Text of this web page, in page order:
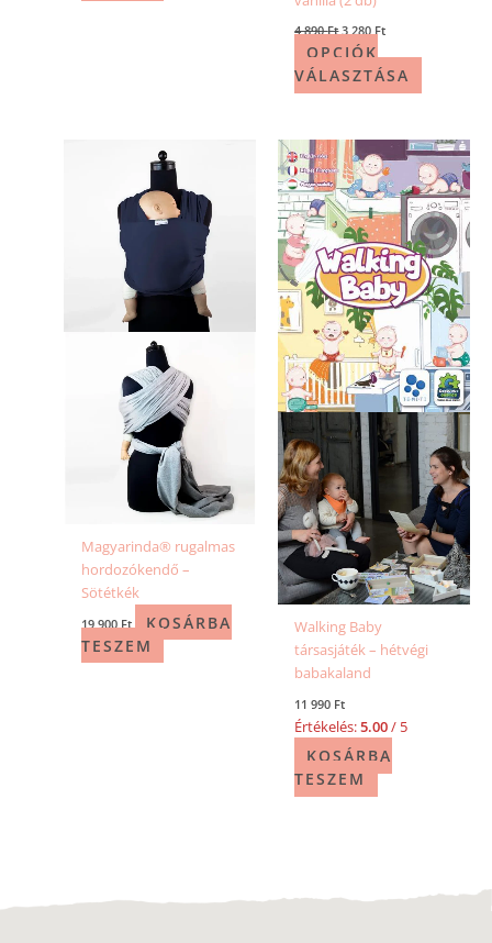
4 890Ft 3 280Ft
OPCIÓK
VÁLASZTÁSA
Magyarinda® rugalmas
hordozókendő –
Sötétkék
19 900 Ft
KOSÁRBA
TESZEM
Walking Baby
társasjáték – hétvégi
babakaland
11 990 Ft
Értékelés:5.00/ 5
KOSÁRBA
TESZEM